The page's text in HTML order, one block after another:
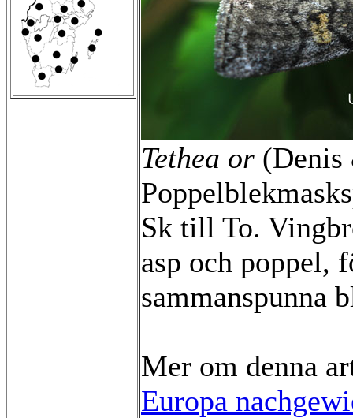
Tethea or
Sk till To.
asp och poppel,
sammanspunna
Mer om denna
Europa